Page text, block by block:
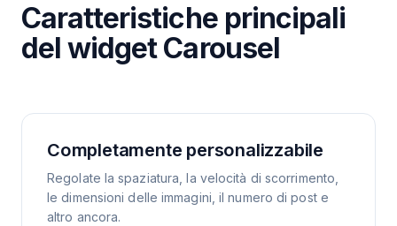
Caratteristiche principali
del widget Carousel
Completamente personalizzabile
Regolate la spaziatura, la velocità di scorrimento,
le dimensioni delle immagini, il numero di post e
altro ancora.